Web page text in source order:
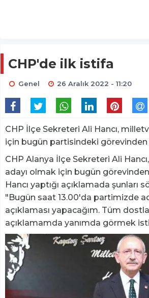
CHP'de ilk istifa
Genel 26 Aralık 2022 - 11:20
CHP İlçe Sekreteri Ali Hancı,
için bugün partisindeki
CHP Alanya İlçe Sekreteri Ali
adayı olmak için bugün
Hancı yaptığı açıklamada şunları
"Bugün saat 13.00'da partimizde
açıklaması yapacağım. Tüm
açıklamamda yanımda görmek